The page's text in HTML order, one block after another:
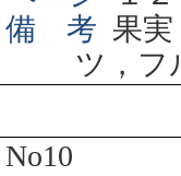
備 考 果
ツ，フ
No10